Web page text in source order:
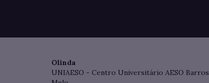
Olinda
UNIAESO - Centro Universitário AESO Barros